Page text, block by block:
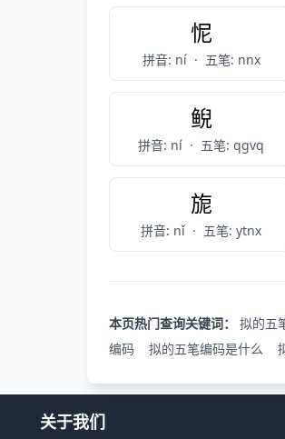
怩
拼音: ní · 五笔: nnx
鲵
拼音: ní · 五笔: qgvq
旎
拼音: nǐ · 五笔: ytnx
本页热门查询关键词： 拟的五
编码
拟的五笔编码是什么
关于我们